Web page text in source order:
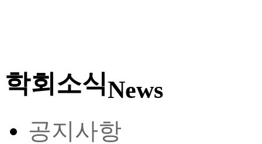
학회소식News
공지사항